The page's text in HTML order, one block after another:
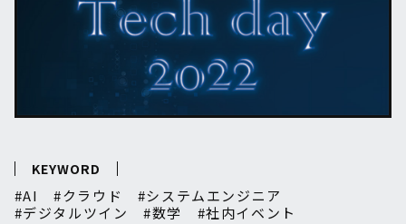
KEYWORD
AI クラウド
システムエンジニア
デジタルツイン
数学 社内イベント